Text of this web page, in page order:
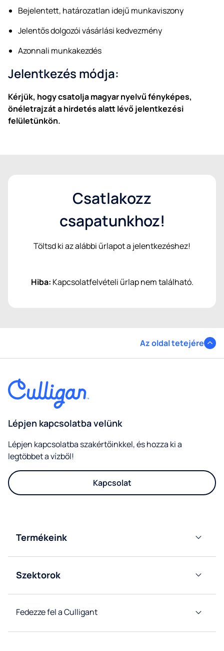
Bejelentett, határozatlan idejű munkaviszony
Jelentős dolgozói vásárlási kedvezmény
Azonnali munkakezdés
Jelentkezés módja:
Kérjük, hogy csatolja magyar nyelvű fényképes,
önéletrajzát a hirdetés alatt lévő jelentkezési
felületünkön.
Csatlakozz
csapatunkhoz!
Töltsd ki az alábbi űrlapot a jelentkezéshez!
Hiba: Kapcsolatfelvételi űrlap nem található.
Az oldal tetejére
Lépjen kapcsolatba velünk
Lépjen kapcsolatba szakértőinkkel, és hozza ki a
legtöbbet a vízből!
Kapcsolat
Termékeink
Ballonos
Hálózati
vízadagolóinkat
Horeca
Szektorok
Iroda
Gyárak
és
Fedezze fel a Culligant